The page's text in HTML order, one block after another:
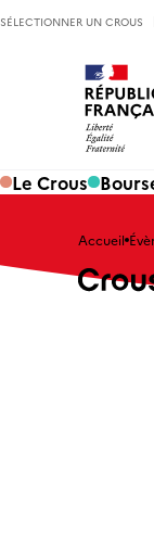
SÉLECTIONNER UN CROUS
Le Crous
Accueil